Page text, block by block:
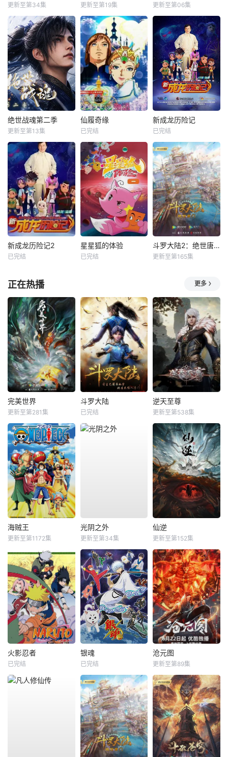
更新至第34集 更新至第19集 更新至第06集
绝世战魂第二季
更新至第13集
仙履奇缘
已完结
新成龙历险记
已完结
新成龙历险记2
已完结
星星狐的体验
已完结
斗罗大陆2：绝世唐门
更新至第165集
正在热播 更多
完美世界
更新至第281集
斗罗大陆
已完结
逆天至尊
更新至第538集
海贼王
更新至第1172集
光阴之外
更新至第34集
仙逆
更新至第152集
火影忍者
已完结
银魂
已完结
沧元图
更新至第89集